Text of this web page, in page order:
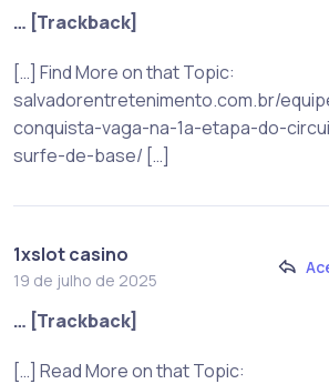
… [Trackback]
[…] Find More on that Topic:
salvadorentretenimento.com.br/
conquista-vaga-na-1a-etapa-do-
surfe-de-base/ […]
1xslot casino
19 de julho de 2025
… [Trackback]
[…] Read More on that Topic: